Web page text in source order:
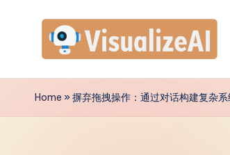
contentV
is
Home »摒弃拖拽操作：通过对话构建复杂系